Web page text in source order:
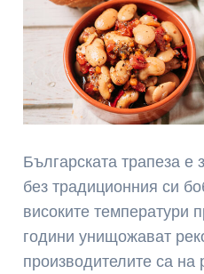
Българската трапеза е
без традиционния си
високите температури
години унищожават
производителите са на